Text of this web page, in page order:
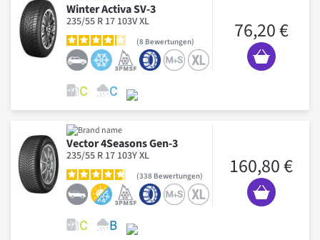
Winter Activa SV-3
235/55 R 17 103V XL
8 Bewertungen 76,20 €
Vector 4Seasons Gen-3
235/55 R 17 103Y XL
338 Bewertungen 160,80 €